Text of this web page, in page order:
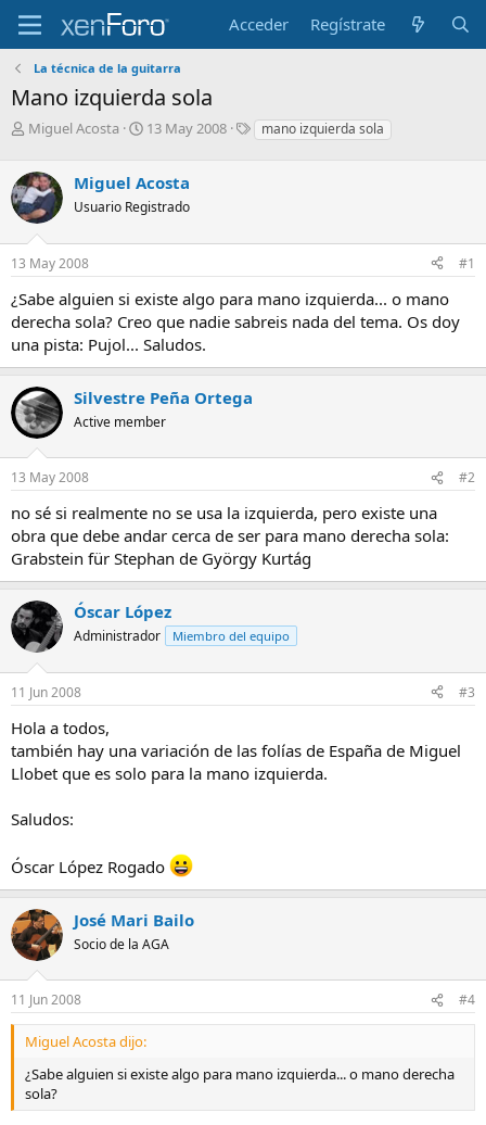
Acceder Regístrate
La técnica de la guitarra
Mano izquierda sola
I
c
i
a
d
o
r
d
e
l
m
a
Miguel Acosta
F
h
a
e
n
i
c
i
13 May 2008
E
t
s
mano izquierda sola
Miguel Acosta
Usuario Registrado
13 May 2008 #1
¿Sabe alguien si existe algo para mano izquierda... o mano
derecha sola? Creo que nadie sabreis nada del tema. Os doy
una pista: Pujol... Saludos.
Silvestre Peña Ortega
Active member
13 May 2008 #2
no sé si realmente no se usa la izquierda, pero existe una
obra que debe andar cerca de ser para mano derecha sola:
Grabstein für Stephan de György Kurtág
Óscar López
Administrador Miembro del equipo
11 Jun 2008 #3
Hola a todos,
también hay una variación de las folías de España de Miguel
Llobet que es solo para la mano izquierda.
Saludos:
Óscar López Rogado
José Mari Bailo
Socio de la AGA
11 Jun 2008 #4
Miguel Acosta dijo:
¿Sabe alguien si existe algo para mano izquierda... o mano derecha
sola?